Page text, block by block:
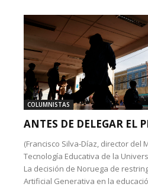
COLUMNISTAS
ANTES DE DELEGAR EL
(Francisco Silva-Díaz, director del
Tecnología Educativa de la
La decisión de Noruega de
Artificial Generativa en la